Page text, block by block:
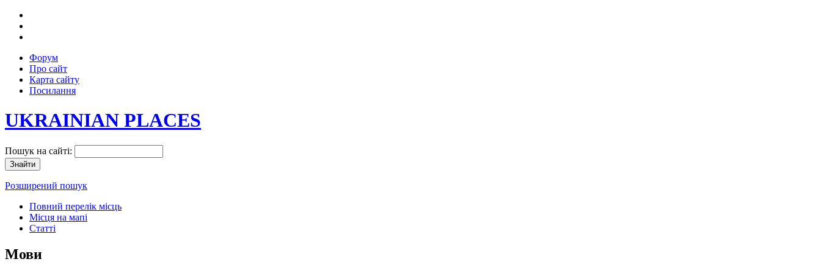
Форум
Про сайт
Карта сайту
Посилання
UKRAINIAN PLACES
Пошук на сайті:
Розширений пошук
Повний перелік місць
Місця на мапі
Статті
Мови